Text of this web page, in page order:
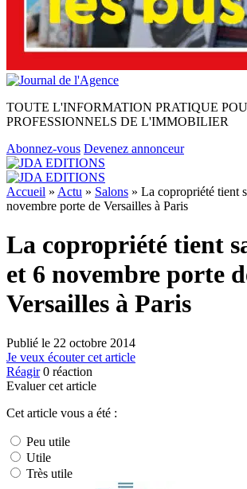
TOUTE L'INFORMATION PRATIQUE
PROFESSIONNELS DE L'IMMOBILIER
Abonnez-vous Devenez annonceur
Accueil » Actu » Salons » La copropriété tient
novembre porte de Versailles à Paris
La copropriété tient
et 6 novembre porte
Versailles à Paris
Publié le 22 octobre 2014
Je veux écouter cet article
Réagir 0 réaction
Evaluer cet article
Cet article vous a été :
Peu utile
Utile
Très utile